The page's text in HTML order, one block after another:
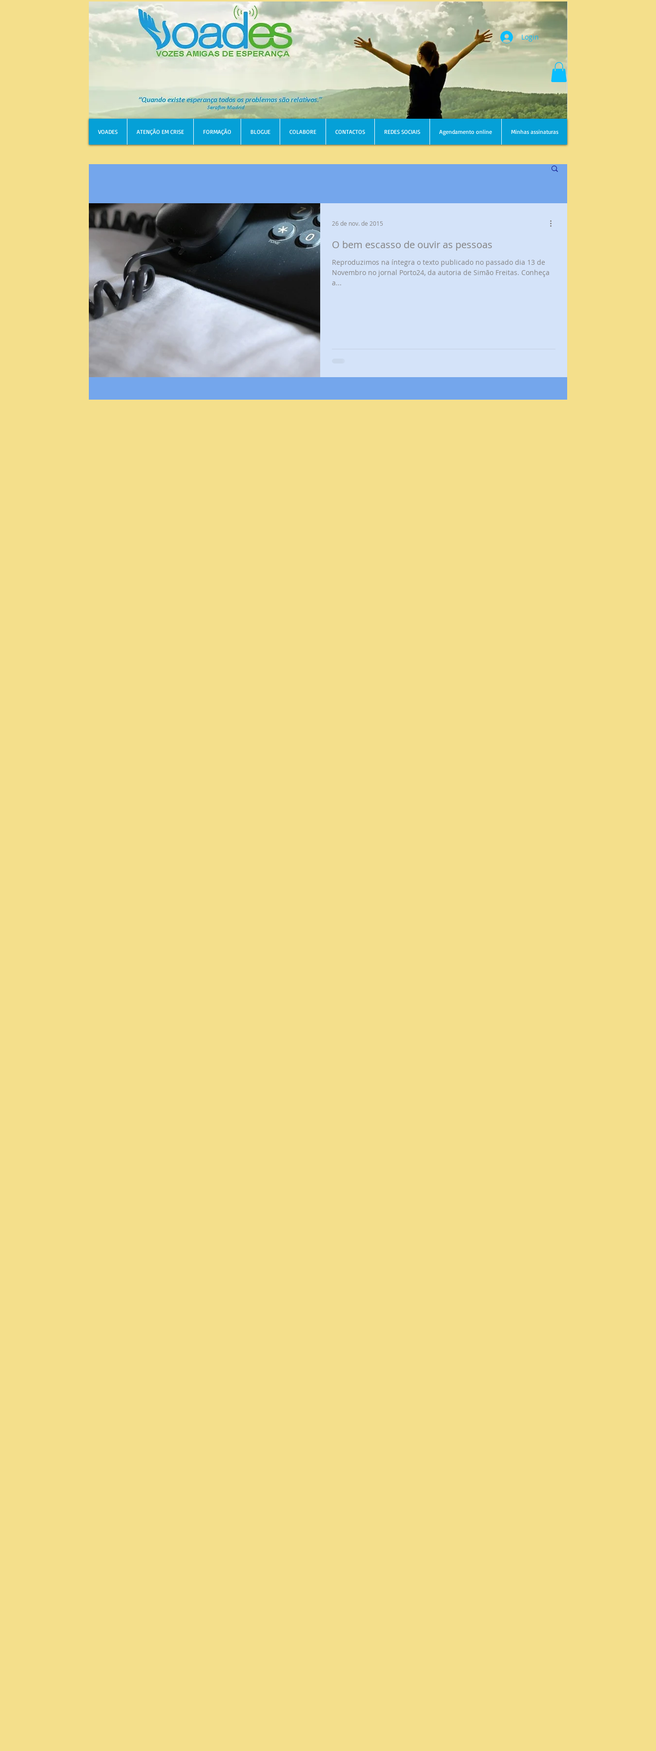
Login
VOADES ATENÇÃO EM CRISE FORMAÇÃO BLOGUE COLABORE CONTACTOS REDES SOCIAIS Agendamento online Minhas assinaturas
O bem escasso de ouvir as pessoas
Reproduzimos na íntegra o texto publicado no passado dia 13 de
Novembro no jornal Porto24, da autoria de Simão Freitas. Conheça
a...
26 de nov. de 2015